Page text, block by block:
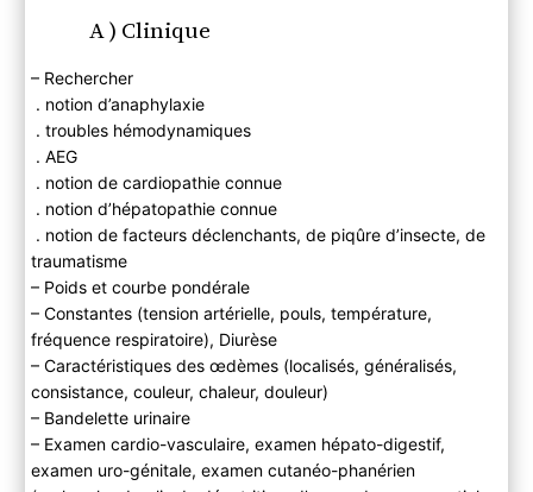
A ) Clinique
– Rechercher
. notion d’anaphylaxie
. troubles hémodynamiques
. AEG
. notion de cardiopathie connue
. notion d’hépatopathie connue
. notion de facteurs déclenchants, de piqûre d’insecte, de
traumatisme
– Poids et courbe pondérale
– Constantes (tension artérielle, pouls, température,
fréquence respiratoire), Diurèse
– Caractéristiques des œdèmes (localisés, généralisés,
consistance, couleur, chaleur, douleur)
– Bandelette urinaire
– Examen cardio-vasculaire, examen hépato-digestif,
examen uro-génitale, examen cutanéo-phanérien